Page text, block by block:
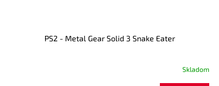
PS2 - Metal Gear Solid 3 Snake Eater
Skladom